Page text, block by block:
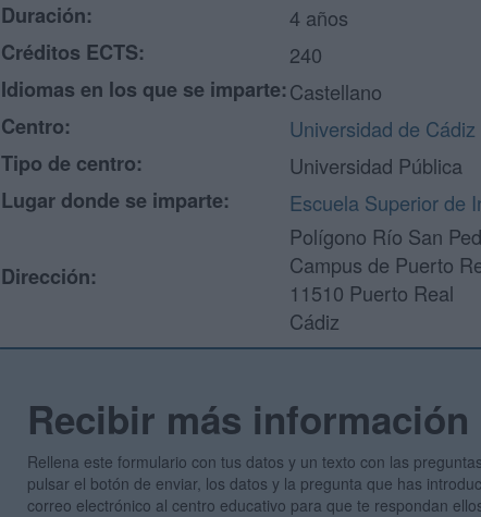
Duración:
4 años
Créditos ECTS:
240
Idiomas en los que se imparte:Castellano
Centro:
Universidad de Cádiz
Tipo de centro:
Universidad Pública
Lugar donde se imparte:
Escuela Superior de
Dirección:
Polígono Río San
Campus de Puerto
11510 Puerto Real
Cádiz
Recibir más información
Rellena este formulario con tus datos y un texto con las
pulsar el botón de enviar, los datos y la pregunta que has
correo electrónico al centro educativo para que te respondan